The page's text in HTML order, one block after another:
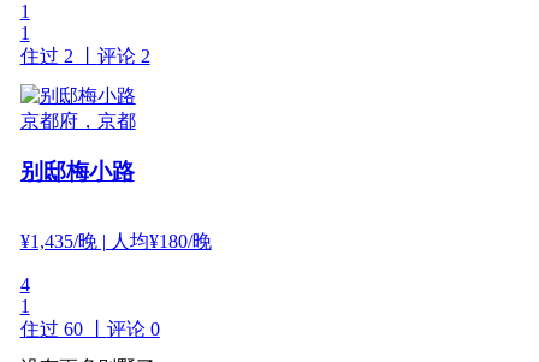
1
1
住过 2 丨 评论 2
京都府，京都
别邸梅小路
¥1,435/晚| 人均¥180/晚
4
1
住过 60 丨 评论 0